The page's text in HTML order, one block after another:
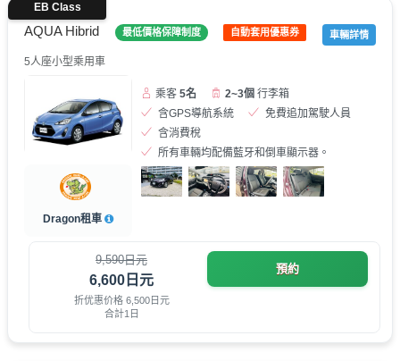
AQUA Hibrid 最低價格保障制度 自動套用優惠券 車輛詳情
EB Class
5人座小型乘用車
Dragon租車
乘客5名 2~3個 行李箱
含GPS導航系統
免費追加駕駛人員
含消費稅
所有車輛均配備藍牙和倒車顯示器。
9,590日元
6,600日元
折优惠价格 6,500日元
合計1日
預約